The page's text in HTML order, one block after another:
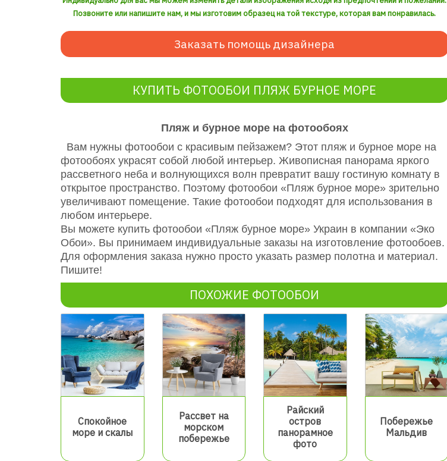
Позвоните или напишите нам, и мы изготовим образец на той текстуре, которая вам понравилась.
Заказать помощь дизайнера
КУПИТЬ ФОТООБОИ ПЛЯЖ БУРНОЕ МОРЕ
Пляж и бурное море на фотообоях
Вам нужны фотообои с красивым пейзажем? Этот пляж и бурное море на
фотообоях украсят собой любой интерьер. Живописная панорама яркого
рассветного неба и волнующихся волн превратит вашу гостиную комнату в
открытое пространство. Поэтому фотообои «Пляж бурное море» зрительно
увеличивают помещение. Такие фотообои подходят для использования в
любом интерьере.
Вы можете купить фотообои «Пляж бурное море» Украин в компании «Эко
Обои». Вы принимаем индивидуальные заказы на изготовление фотообоев.
Для оформления заказа нужно просто указать размер полотна и материал.
Пишите!
ПОХОЖИЕ ФОТООБОИ
Спокойное
море и скалы
Рассвет на
морском
побережье
Райский
остров
панорамное
фото
Побережье
Мальдив